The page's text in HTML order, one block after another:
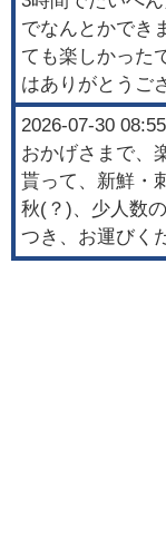
でなんとかでき
ても楽しかった
はありがとうご
2026-07-30 08:55
おかげさまで、
貰って、新鮮・
秋(？)、少人数
つき、お運びく